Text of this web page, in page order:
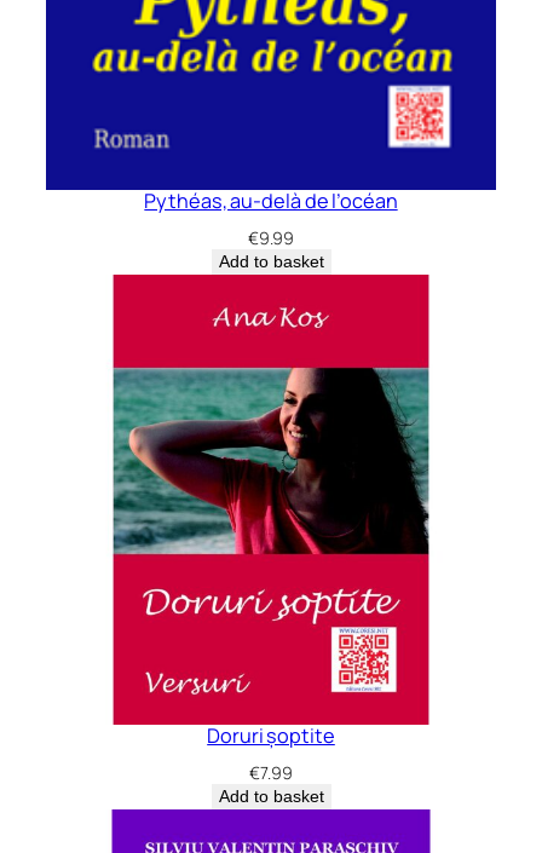
Pythéas, au-delà de l’océan
€9.99
Add to basket
Doruri șoptite
€7.99
Add to basket